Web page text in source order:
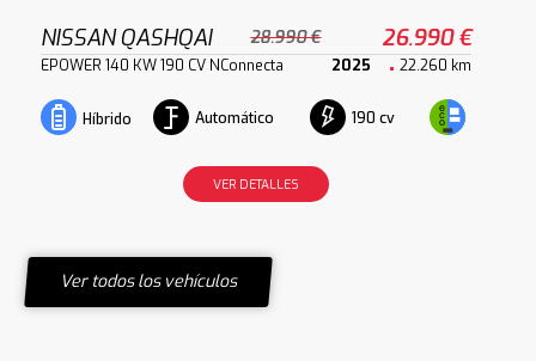
NISSAN QASHQAI 28.990 € 26.990 €
EPOWER 140 KW 190 CV NConnecta 2025 22.260 km
Híbrido Automático 190 cv
VER DETALLES
Ver todos los vehículos